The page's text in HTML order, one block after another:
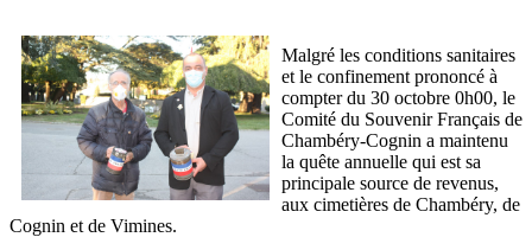
Malgré les conditions sanitaires
et le confinement prononcé à
compter du 30 octobre 0h00, le
Comité du Souvenir Français de
Chambéry-Cognin a maintenu
la quête annuelle qui est sa
principale source de revenus,
aux cimetières de Chambéry, de
Cognin et de Vimines.